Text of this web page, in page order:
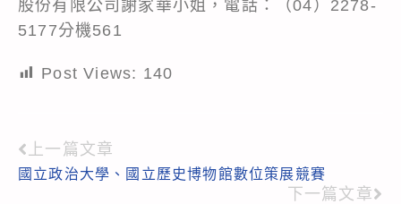
股份有限公司謝家華小姐，電話：（04）2278-
5177分機561
Post Views: 140
Read
more
上一篇文章
國立政治大學、國立歷史博物館數位策展競賽
下一篇文章